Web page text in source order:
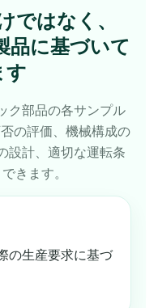
ではなく、
品に基づいて
す
ク部品の各サンプル
の評価、機械構成の
設計、適切な運転条
きます。
の生産要求に基づ